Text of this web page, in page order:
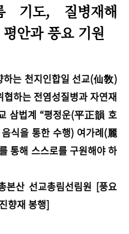
기도, 질병재해
안과 풍요 기원
는 천지인합일 선교(仙敎)
하는 전염성질병과 자연재
삼법계 “평정운(平正韻 호
식을 통한 수행) 여가례(麗
통해 스스로를 구원해야 하
본산 선교총림선림원 [풍요
향재 봉행]